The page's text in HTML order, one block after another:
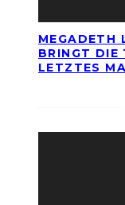
MEGADETH
BRINGT DIE
LETZTES